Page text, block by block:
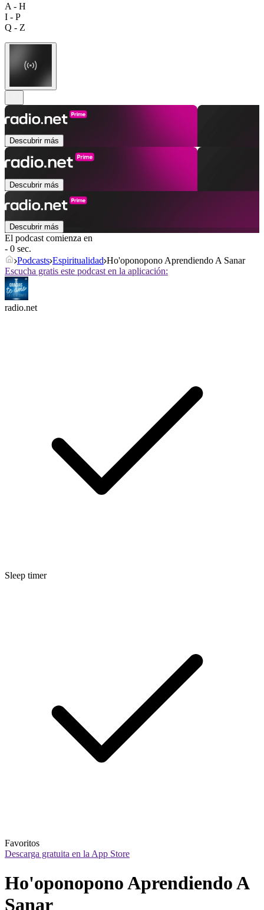
A - H
I - P
Q - Z
Descubrir más
Descubrir más
Descubrir más
El podcast comienza en
- 0 sec.
Podcasts Espiritualidad Ho'oponopono Aprendiendo A Sanar
Escucha gratis este podcast en la aplicación:
radio.net
Sleep timer
Favoritos
Descarga gratuita en la App Store
Ho'oponopono Aprendiendo A
Sanar